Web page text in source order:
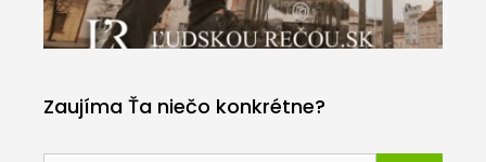
Zaujíma Ťa niečo konkrétne?